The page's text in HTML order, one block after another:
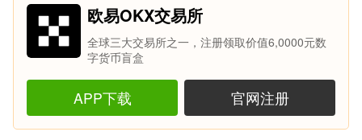
欧易OKX交易所
全球三大交易所之一，注册领取价值6,0000元数
字货币盲盒
APP下载 官网注册